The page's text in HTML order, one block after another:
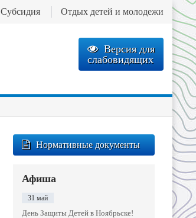
Версия для
слабовидящих
Субсидия Отдых детей и молодежи
Нормативные документы
Афиша
31 май
День Защиты Детей в Ноябрьске!